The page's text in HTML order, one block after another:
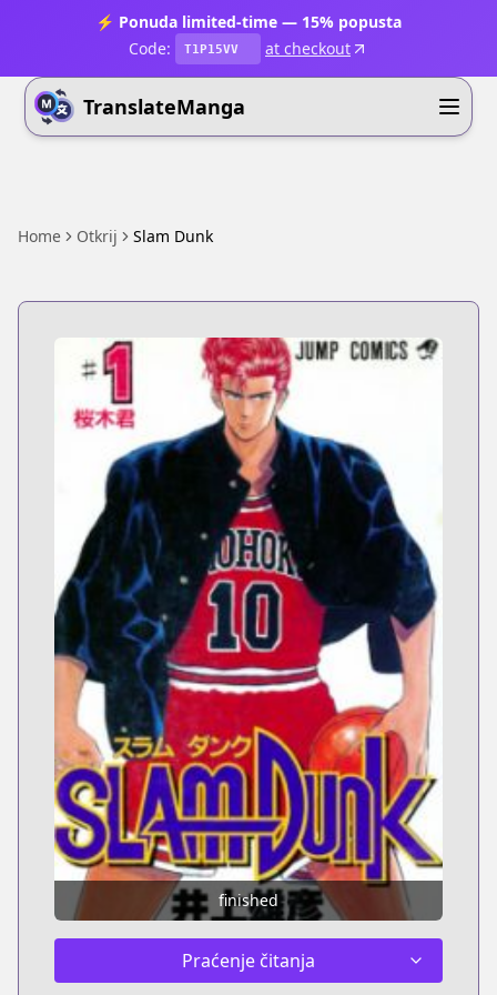
⚡ Ponuda limited-time — 15% popusta
Code:
T1P15VV at checkout
TranslateManga
Home Otkrij Slam Dunk
finished
Praćenje čitanja